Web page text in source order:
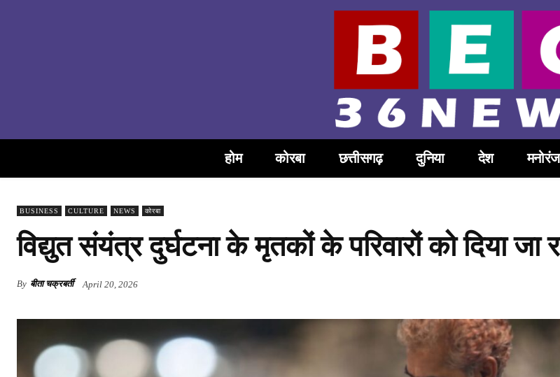
होम कोरबा छत्तीसगढ़ दुनिया देश
BUSINESS CULTURE NEWS कोरबा
विद्युत संयंत्र दुर्घटना के मृतकों के परिवारों को दिया जा
By बीता चक्रबर्ती April 20, 2026